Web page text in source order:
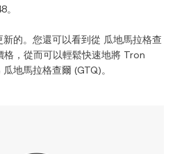
。
新的。您還可以看到從 瓜地馬拉格查
，從而可以輕鬆快速地將 Tron
瓜地馬拉格查爾 (GTQ)。